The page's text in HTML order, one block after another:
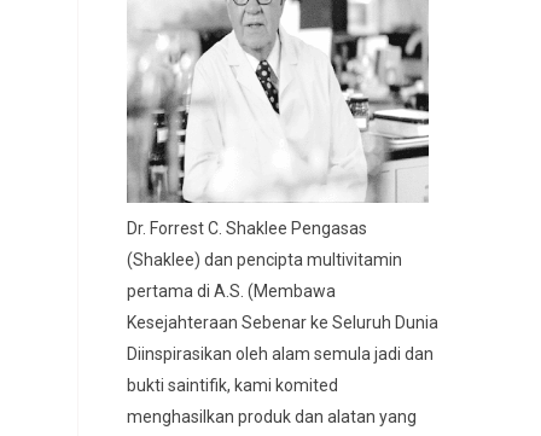
Dr. Forrest C. Shaklee Pengasas
(Shaklee) dan pencipta multivitamin
pertama di A.S. (Membawa
Kesejahteraan Sebenar ke Seluruh Dunia
Diinspirasikan oleh alam semula jadi dan
bukti saintifik, kami komited
menghasilkan produk dan alatan yang